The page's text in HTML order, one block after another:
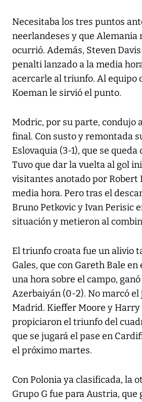
Necesitaba los tres puntos
neerlandeses y que Alemania
ocurrió. Además, Steven
penalti lanzado a la media
acercarle al triunfo. Al equipo
Koeman le sirvió el punto.
Modric, por su parte, condujo
final. Con susto y remontada
Eslovaquia (3-1), que se queda
Tuvo que dar la vuelta al gol
visitantes anotado por Robert
media hora. Pero tras el
Bruno Petkovic y Ivan Perisic
situación y metieron al
El triunfo croata fue un alivio
Gales, que con Gareth Bale
una hora sobre el campo,
Azerbaiyán (0-2). No marcó el
Madrid. Kieffer Moore y
propiciaron el triunfo del
que se jugará el pase en
el próximo martes.
Con Polonia ya clasificada, la
Grupo G fue para Austria, que